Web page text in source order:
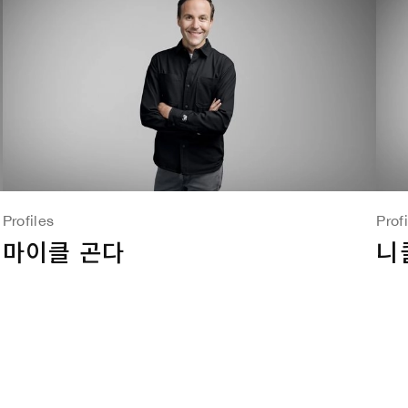
Profiles
마이클 곤다 니